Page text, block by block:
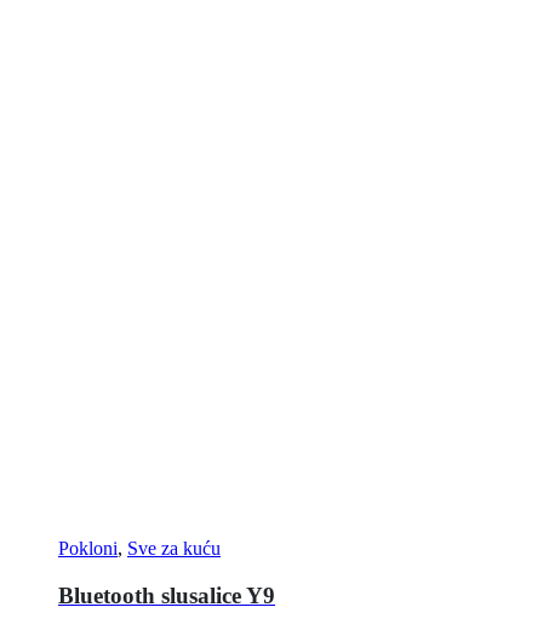
Pokloni, Sve za kuću
Bluetooth slusalice Y9